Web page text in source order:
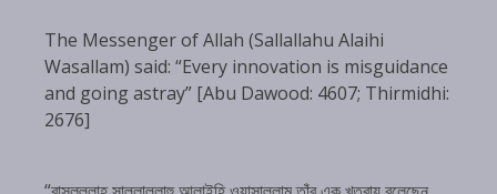
The Messenger of Allah (Sallallahu Alaihi
Wasallam) said: “Every innovation is misguidance
and going astray” [Abu Dawood: 4607; Thirmidhi:
2676]